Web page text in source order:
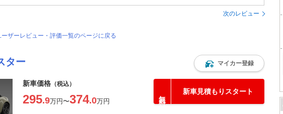
次のレビュー
ザーレビュー・評価一覧のページに戻る
ター マイカー登録
新車価格 （税込）
295.9万円〜374.0万円
新車見積もりスタート